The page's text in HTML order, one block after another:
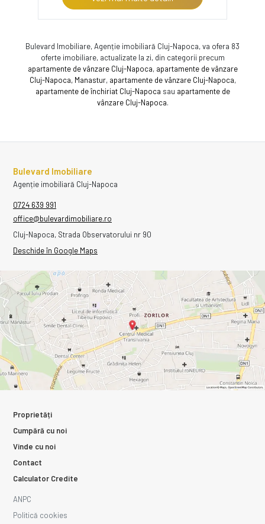
Bulevard Imobiliare, Agenție imobiliară Cluj-Napoca, va ofera 83
oferte imobiliare, actualizate la zi, din categorii precum
apartamente de vânzare Cluj-Napoca, apartamente de vânzare
Cluj-Napoca, Manastur, apartamente de vânzare Cluj-Napoca,
apartamente de închiriat Cluj-Napoca sau apartamente de
vânzare Cluj-Napoca.
Bulevard Imobiliare
Agenție imobiliară Cluj-Napoca
0724 639 991
office@bulevardimobiliare.ro
Cluj-Napoca, Strada Observatorului nr 90
Deschide în Google Maps
Proprietăți
Cumpără cu noi
Vinde cu noi
Contact
Calculator Credite
ANPC
Politică cookies